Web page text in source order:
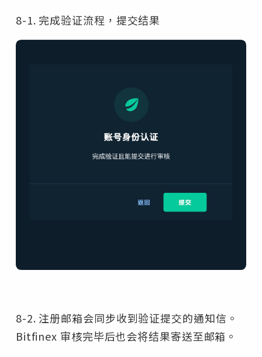
8-1. 完成验证流程，提交结果
8-2. 注册邮箱会同步收到验证提交的通知信。
Bitfinex 审核完毕后也会将结果寄送至邮箱。